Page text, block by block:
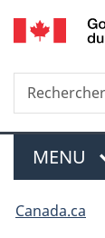
Rechercher
dans
Menu
MENU
Vous
Canada.ca